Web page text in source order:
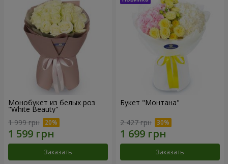
Монобукет из белых роз
"White Beauty"
1 999 грн
Заказать
Букет "Монтана"
2 427 грн
Заказать